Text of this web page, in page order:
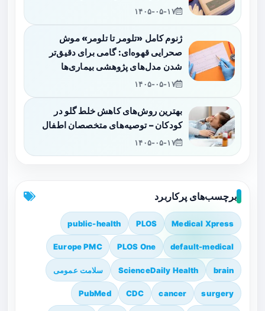
۱۴۰۵-۰۵-۱۷
ژنوم کامل «تلومر تا تلومر» موش
صحرایی قهوه‌ای: گامی برای دقیق‌تر
شدن مدل‌های پژوهشی بیماری‌ها
۱۴۰۵-۰۵-۱۷
بهترین روش‌های کاهش خلط گلو در
کودکان – توصیه‌های متخصصان اطفال
۱۴۰۵-۰۵-۱۷
برچسب‌های پرکاربرد
Medical Xpress
PLOS
public-health
default-medical
PLOS One
Europe PMC
brain
ScienceDaily Health سلامت عمومی
surgery
cancer
CDC
PubMed